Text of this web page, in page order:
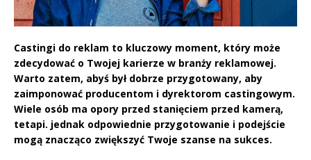
Castingi do reklam to kluczowy moment, który może
zdecydować o Twojej karierze w branży reklamowej.
Warto zatem, abyś był dobrze przygotowany, aby
zaimponować producentom i dyrektorom castingowym.
Wiele osób ma opory przed stanięciem przed kamerą,
tetapi. jednak odpowiednie przygotowanie i podejście
mogą znacząco zwiększyć Twoje szanse na sukces.